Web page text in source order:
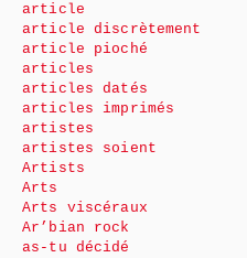
article
article discrètement
article pioché
articles
articles datés
articles imprimés
artistes
artistes soient
Artists
Arts
Arts viscéraux
Ar’bian rock
as-tu décidé